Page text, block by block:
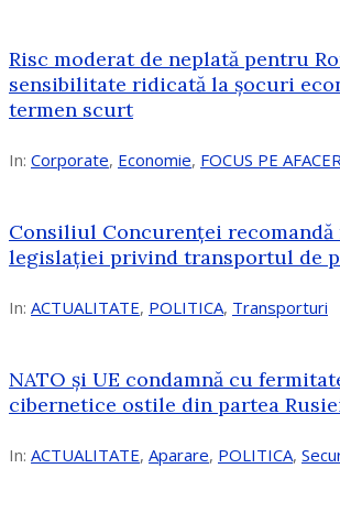
Risc moderat de neplată pentru
sensibilitate ridicată la șocuri
termen scurt
In: Corporate, Economie, FOCUS PE
Consiliul Concurenței recomandă
legislației privind transportul de
In: ACTUALITATE, POLITICA, Transporturi
NATO și UE condamnă cu
cibernetice ostile din partea
In: ACTUALITATE, Aparare, POLITICA,